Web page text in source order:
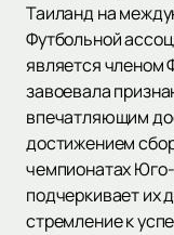
Таиланд на
Футбольной
является членом
завоевала
впечатляющим
достижением
чемпионатах
подчеркивает их
стремление к